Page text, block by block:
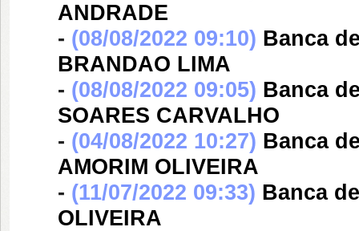
ANDRADE
- (08/08/2022 09:10) Banca
BRANDAO LIMA
- (08/08/2022 09:05) Banca
SOARES CARVALHO
- (04/08/2022 10:27) Banca
AMORIM OLIVEIRA
- (11/07/2022 09:33) Banca
OLIVEIRA